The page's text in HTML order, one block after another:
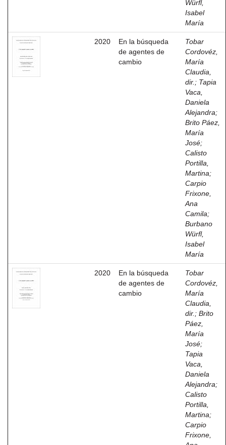
Würfl,
Isabel
María
2020
En la búsqueda
de agentes de
cambio
Tobar
Cordovéz,
María
Claudia,
dir. ; Tapia
Vaca,
Daniela
Alejandra;
Brito Páez,
María
José;
Calisto
Portilla,
Martina;
Carpio
Frixone,
Ana
Camila;
Burbano
Würfl,
Isabel
María
2020
En la búsqueda
de agentes de
cambio
Tobar
Cordovéz,
María
Claudia,
dir. ; Brito
Páez,
María
José;
Tapia
Vaca,
Daniela
Alejandra;
Calisto
Portilla,
Martina;
Carpio
Frixone,